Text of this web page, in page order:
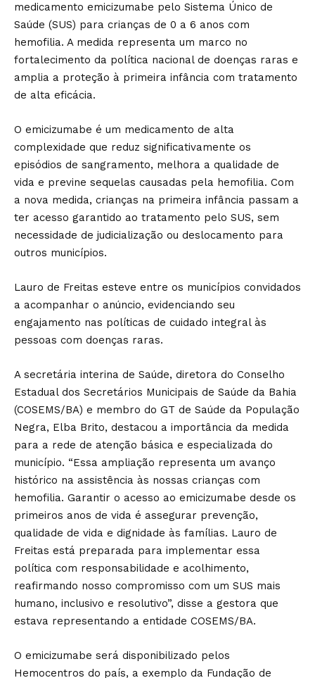
medicamento emicizumabe pelo Sistema Único de
Saúde (SUS) para crianças de 0 a 6 anos com
hemofilia. A medida representa um marco no
fortalecimento da política nacional de doenças raras e
amplia a proteção à primeira infância com tratamento
de alta eficácia.
O emicizumabe é um medicamento de alta
complexidade que reduz significativamente os
episódios de sangramento, melhora a qualidade de
vida e previne sequelas causadas pela hemofilia. Com
a nova medida, crianças na primeira infância passam a
ter acesso garantido ao tratamento pelo SUS, sem
necessidade de judicialização ou deslocamento para
outros municípios.
Lauro de Freitas esteve entre os municípios convidados
a acompanhar o anúncio, evidenciando seu
engajamento nas políticas de cuidado integral às
pessoas com doenças raras.
A secretária interina de Saúde, diretora do Conselho
Estadual dos Secretários Municipais de Saúde da Bahia
(COSEMS/BA) e membro do GT de Saúde da População
Negra, Elba Brito, destacou a importância da medida
para a rede de atenção básica e especializada do
município. “Essa ampliação representa um avanço
histórico na assistência às nossas crianças com
hemofilia. Garantir o acesso ao emicizumabe desde os
primeiros anos de vida é assegurar prevenção,
qualidade de vida e dignidade às famílias. Lauro de
Freitas está preparada para implementar essa
política com responsabilidade e acolhimento,
reafirmando nosso compromisso com um SUS mais
humano, inclusivo e resolutivo”, disse a gestora que
estava representando a entidade COSEMS/BA.
O emicizumabe será disponibilizado pelos
Hemocentros do país, a exemplo da Fundação de